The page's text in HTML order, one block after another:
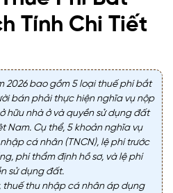
Tính Chi Tiết
2026 bao gồm 5 loại thuế phí bắt
bán phải thực hiện nghĩa vụ nộp
hữu nhà ở và quyền sử dụng đất
Nam. Cụ thể, 5 khoản nghĩa vụ
cá nhân (TNCN), lệ phí trước
phí thẩm định hồ sơ, và lệ phí
sử dụng đất.
thuế thu nhập cá nhân áp dụng